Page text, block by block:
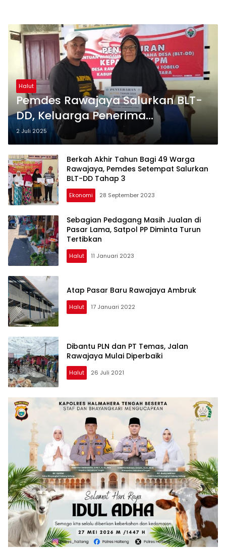
Halut
Pemdes Rawajaya Salurkan BLT-
DD, Keluarga Penerima
Tersenyum
2 Juli 2025
Berkah Akhir Tahun Bagi 49 Warga
Rawajaya, Pemdes Setempat Salurkan
BLT-DD Tahap 3
Ekonomi 28 September 2023
Sebagian Pedagang Masih Jualan di
Pasar Lama, Satpol PP Diminta Turun
Tertibkan
Halut 11 Januari 2023
Atap Pasar Baru Rawajaya Ambruk
Halut 17 Januari 2022
Dibantu PLN dan PT Temas, Jalan
Rawajaya Mulai Diperbaiki
Halut 26 Juli 2021